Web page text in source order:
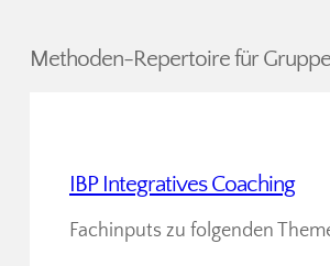
Methoden-Repertoire für
IBP Integratives Coaching
Fachinputs zu folgenden